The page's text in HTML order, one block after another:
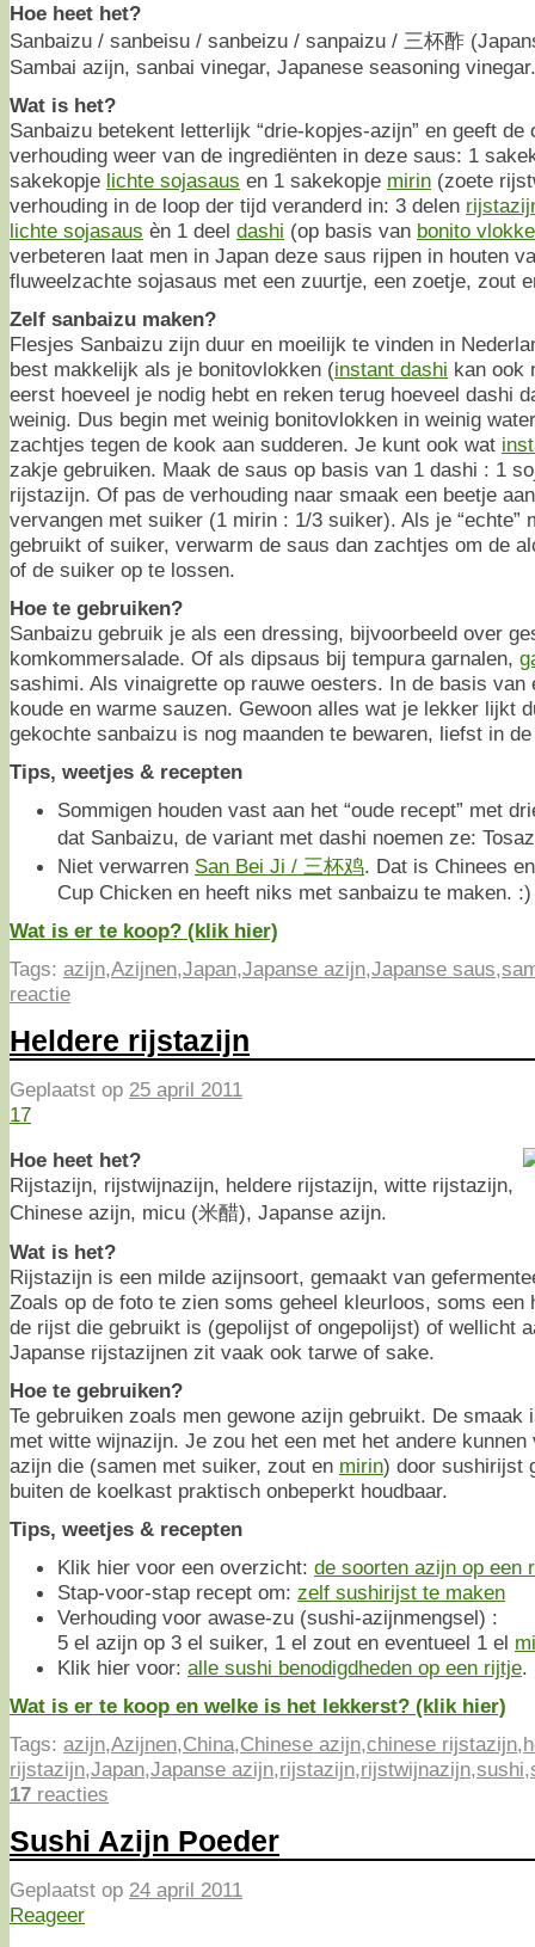
Hoe heet het?
Sanbaizu / sanbeisu / sanbeizu / sanpaizu / 三杯酢
Sambai azijn, sanbai vinegar, Japanese seasoning vinegar.
Wat is het?
Sanbaizu betekent letterlijk “drie-kopjes-azijn” en geeft de
verhouding weer van de ingrediënten in deze saus: 1
sakekopje lichte sojasaus en 1 sakekopje mirin (zoete
verhouding in de loop der tijd veranderd in: 3 delen
lichte sojasaus èn 1 deel dashi (op basis van bonito
verbeteren laat men in Japan deze saus rijpen in houten
fluweelzachte sojasaus met een zuurtje, een zoetje, zout
Zelf sanbaizu maken?
Flesjes Sanbaizu zijn duur en moeilijk te vinden in
best makkelijk als je bonitovlokken (instant dashi kan ook
eerst hoeveel je nodig hebt en reken terug hoeveel dashi
weinig. Dus begin met weinig bonitovlokken in weinig
zachtjes tegen de kook aan sudderen. Je kunt ook wat
zakje gebruiken. Maak de saus op basis van 1 dashi : 1
rijstazijn. Of pas de verhouding naar smaak een beetje
vervangen met suiker (1 mirin : 1/3 suiker). Als je “echte”
gebruikt of suiker, verwarm de saus dan zachtjes om de
of de suiker op te lossen.
Hoe te gebruiken?
Sanbaizu gebruik je als een dressing, bijvoorbeeld over
komkommersalade. Of als dipsaus bij tempura garnalen,
sashimi. Als vinaigrette op rauwe oesters. In de basis van
koude en warme sauzen. Gewoon alles wat je lekker lijkt
gekochte sanbaizu is nog maanden te bewaren, liefst in
Tips, weetjes & recepten
Sommigen houden vast aan het “oude recept” met
dat Sanbaizu, de variant met dashi noemen ze:
Niet verwarren San Bei Ji / 三杯鸡. Dat is Chinees
Cup Chicken en heeft niks met sanbaizu te maken. :)
Wat is er te koop? (klik hier)
Tags: azijn,Azijnen,Japan,Japanse azijn,Japanse saus,
reactie
Heldere rijstazijn
Geplaatst op 25 april 2011
17
Hoe heet het?
Rijstazijn, rijstwijnazijn, heldere rijstazijn, witte rijstazijn,
Chinese azijn, micu (米醋), Japanse azijn.
Wat is het?
Rijstazijn is een milde azijnsoort, gemaakt van
Zoals op de foto te zien soms geheel kleurloos, soms een
de rijst die gebruikt is (gepolijst of ongepolijst) of wellicht
Japanse rijstazijnen zit vaak ook tarwe of sake.
Hoe te gebruiken?
Te gebruiken zoals men gewone azijn gebruikt. De
met witte wijnazijn. Je zou het een met het andere
azijn die (samen met suiker, zout en mirin) door sushirijst
buiten de koelkast praktisch onbeperkt houdbaar.
Tips, weetjes & recepten
Klik hier voor een overzicht: de soorten azijn op een
Stap-voor-stap recept om: zelf sushirijst te maken
Verhouding voor awase-zu (sushi-azijnmengsel) :
5 el azijn op 3 el suiker, 1 el zout en eventueel 1 el
Klik hier voor: alle sushi benodigdheden op een rijtje.
Wat is er te koop en welke is het lekkerst? (klik hier)
Tags: azijn,Azijnen,China,Chinese azijn,chinese rijstazijn,
rijstazijn,Japan,Japanse azijn,rijstazijn,rijstwijnazijn,sushi,
17 reacties
Sushi Azijn Poeder
Geplaatst op 24 april 2011
Reageer